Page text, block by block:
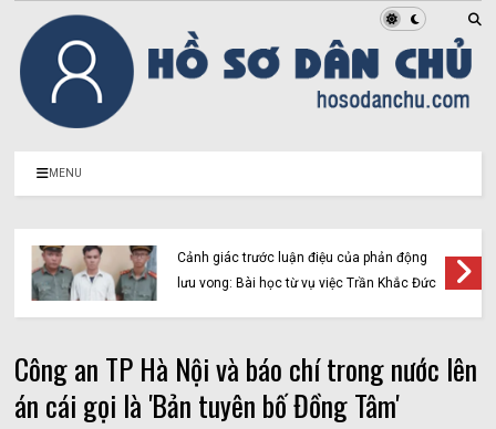
MENU
Cảnh giác trước luận điệu của phản động
lưu vong: Bài học từ vụ việc Trần Khắc Đức
Công an TP Hà Nội và báo chí trong nước lên
án cái gọi là 'Bản tuyên bố Đồng Tâm'